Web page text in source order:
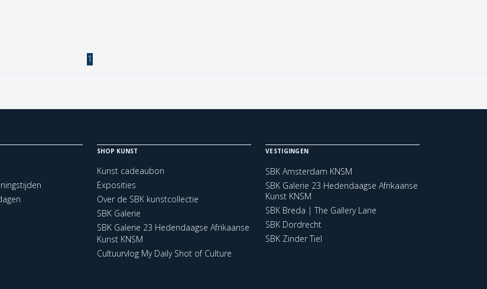
1
SHOP KUNST
Kunst cadeaubon
Exposities
Over de SBK kunstcollectie
SBK Galerie
SBK Galerie 23 Hedendaagse Afrikaanse
Kunst KNSM
Cultuurvlog My Daily Shot of Culture
VESTIGINGEN
SBK Amsterdam KNSM
SBK Galerie 23 Hedendaagse Afrikaanse
Kunst KNSM
SBK Breda | The Gallery Lane
SBK Dordrecht
SBK Zinder Tiel